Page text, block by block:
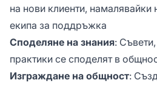
на нови клиенти, намалявайки
екипа за поддръжка
Споделяне на знания:
практики се споделят в
Изграждане на общност: